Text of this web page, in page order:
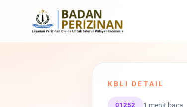
KBLI DETAIL
01252 1 menit baca